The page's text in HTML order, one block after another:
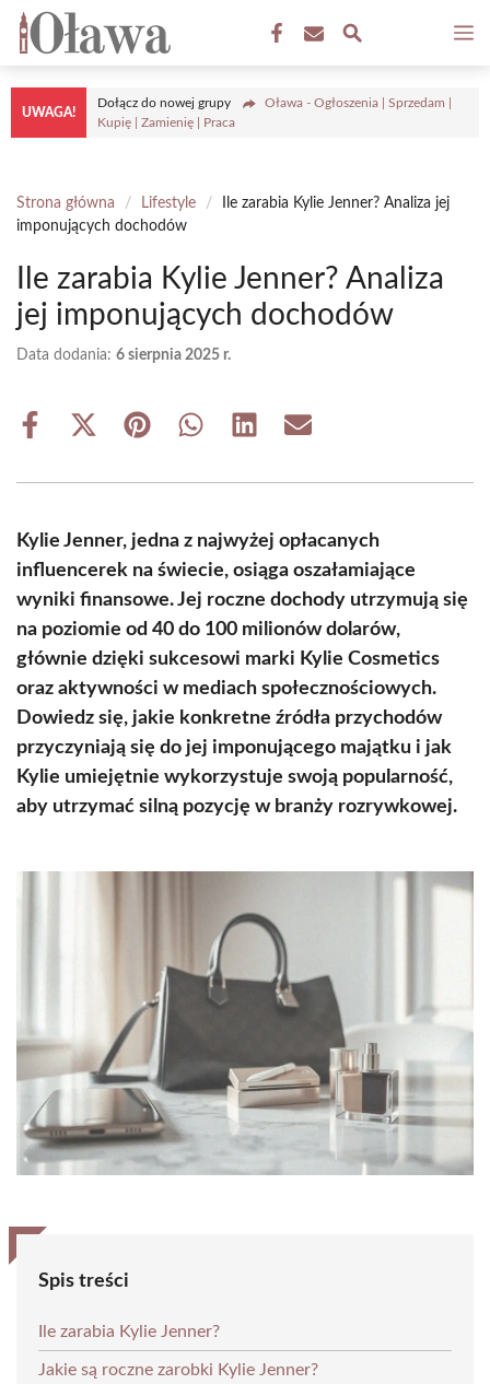
Przejdź
treści
UWAGA!
Dołącz do nowej grupy
Oława - Ogłoszenia | Sprzedam |
Kupię | Zamienię | Praca
Strona główna / Lifestyle /
Ile zarabia Kylie Jenner? Analiza jej
imponujących dochodów
Ile zarabia Kylie Jenner? Analiza
jej imponujących dochodów
Data dodania: 6 sierpnia 2025 r.
Share
Share
(Twitter)
Share Share Share Share
Kylie Jenner, jedna z najwyżej opłacanych
influencerek na świecie, osiąga oszałamiające
wyniki finansowe. Jej roczne dochody utrzymują się
na poziomie od 40 do 100 milionów dolarów,
głównie dzięki sukcesowi marki Kylie Cosmetics
oraz aktywności w mediach społecznościowych.
Dowiedz się, jakie konkretne źródła przychodów
przyczyniają się do jej imponującego majątku i jak
Kylie umiejętnie wykorzystuje swoją popularność,
aby utrzymać silną pozycję w branży rozrywkowej.
Spis treści
Ile zarabia Kylie Jenner?
Jakie są roczne zarobki Kylie Jenner?